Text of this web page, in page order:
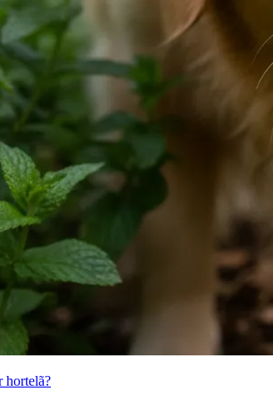
hortelã?